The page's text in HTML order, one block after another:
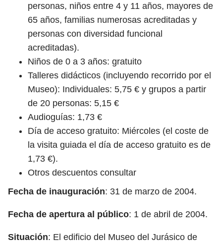
personas, niños entre 4 y 11 años, mayores de
65 años, familias numerosas acreditadas y
personas con diversidad funcional
acreditadas).
Niños de 0 a 3 años: gratuito
Talleres didácticos (incluyendo recorrido por el
Museo): Individuales: 5,75 € y grupos a partir
de 20 personas: 5,15 €
Audioguías: 1,73 €
Día de acceso gratuito: Miércoles (el coste de
la visita guiada el día de acceso gratuito es de
1,73 €).
Otros descuentos consultar
Fecha de inauguración: 31 de marzo de 2004.
Fecha de apertura al público: 1 de abril de 2004.
Situación: El edificio del Museo del Jurásico de